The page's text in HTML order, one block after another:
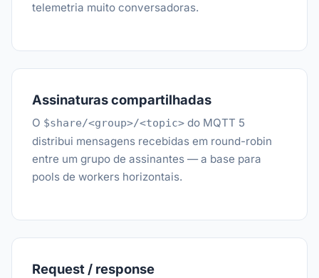
telemetria muito conversadoras.
Assinaturas compartilhadas
O $share/<group>/<topic> do MQTT 5
distribui mensagens recebidas em round-robin
entre um grupo de assinantes — a base para
pools de workers horizontais.
Request / response